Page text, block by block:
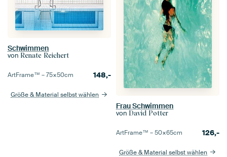
Schwimmen
von Renate Reichert
ArtFrame™ –75×50cm 148,-
Größe & Material selbst wählen
Frau Schwimmen
von David Potter
ArtFrame™ –50×65cm 126,-
Größe & Material selbst wählen